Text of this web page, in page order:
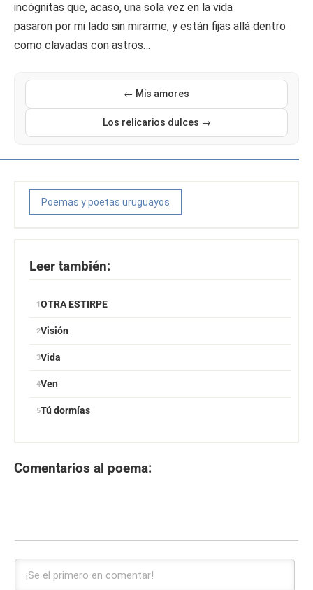
incógnitas que, acaso, una sola vez en la vida
pasaron por mi lado sin mirarme, y están fijas allá dentro
como clavadas con astros…
← Mis amores
Los relicarios dulces →
Poemas y poetas uruguayos
Leer también:
OTRA ESTIRPE
Visión
Vida
Ven
Tú dormías
Comentarios al poema: